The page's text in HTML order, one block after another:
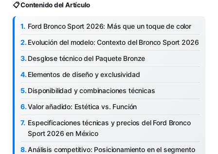
📋 Contenido del Artículo
Ford Bronco Sport 2026: Más que un toque de color
Evolución del modelo: Contexto del Bronco Sport 2026
Desglose técnico del Paquete Bronze
Elementos de diseño y exclusividad
Disponibilidad y combinaciones técnicas
Valor añadido: Estética vs. Función
Especificaciones técnicas y precios del Ford Bronco
Sport 2026 en México
Análisis competitivo: Posicionamiento en el segmento